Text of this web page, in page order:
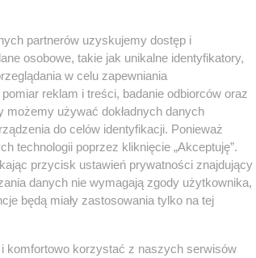
Krzysztof
partnerów uzyskujemy dostęp i
osobowe, takie jak unikalne identyfikatory,
w celu zapewniania
reklam i treści, badanie odbiorców oraz
możemy używać dokładnych danych
do celów identyfikacji. Ponieważ
technologii poprzez kliknięcie „Akceptuję”.
przycisk ustawień prywatności znajdujący
danych nie wymagają zgody użytkownika,
będą miały zastosowania tylko na tej
komfortowo korzystać z naszych serwisów